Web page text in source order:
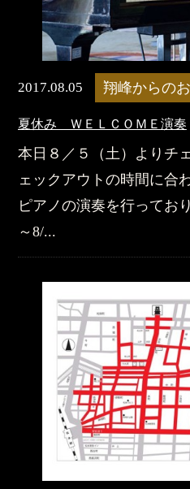
2017.08.05 翔峰からの
夏休み ＷＥＬＣＯＭＥ演奏
本日８／５（土）よりチ
ェックアウトの時間に合
ピアノの演奏を行ってお
～8/...